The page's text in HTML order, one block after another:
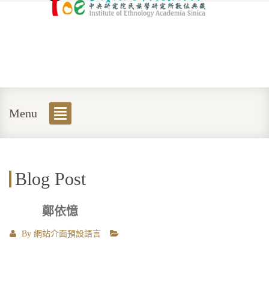
Menu
Blog Post
鄭依憶
By 網站介面預設語言